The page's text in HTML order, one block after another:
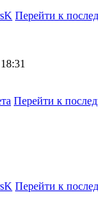
Перейти к
Перейти к
Перейти к